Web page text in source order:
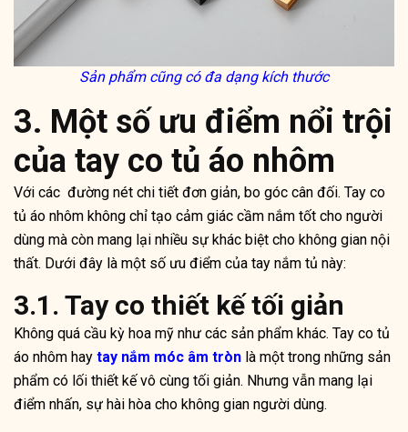
Sản phẩm cũng có đa dạng kích thước
3. Một số ưu điểm nổi trội
của tay co tủ áo nhôm
Với các đường nét chi tiết đơn giản, bo góc cân đối. Tay co
tủ áo nhôm không chỉ tạo cảm giác cầm nắm tốt cho người
dùng mà còn mang lại nhiều sự khác biệt cho không gian nội
thất. Dưới đây là một số ưu điểm của tay nắm tủ này:
3.1. Tay co thiết kế tối giản
Không quá cầu kỳ hoa mỹ như các sản phẩm khác. Tay co tủ
áo nhôm hay tay nắm móc âm tròn là một trong những sản
phẩm có lối thiết kế vô cùng tối giản. Nhưng vẫn mang lại
điểm nhấn, sự hài hòa cho không gian người dùng.